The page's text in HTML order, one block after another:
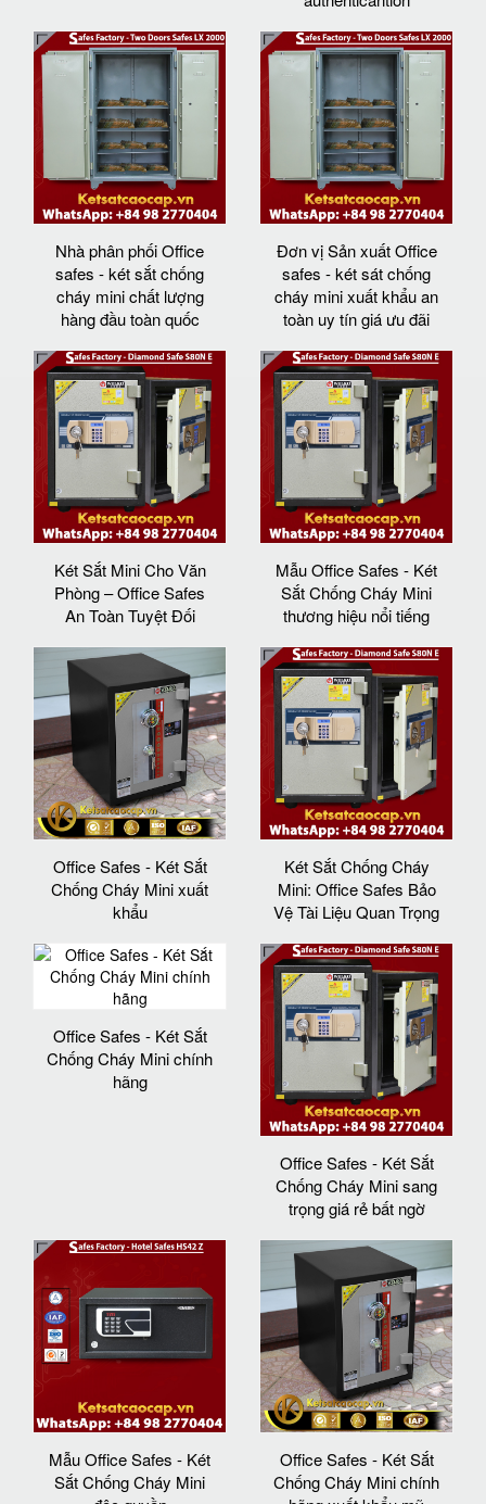
Nhà phân phối Office
safes - két sắt chống
cháy mini chất lượng
hàng đầu toàn quốc
Đơn vị Sản xuất Office
safes - két sát chống
cháy mini xuất khẩu an
toàn uy tín giá ưu đãi
Két Sắt Mini Cho Văn
Phòng – Office Safes
An Toàn Tuyệt Đối
Mẫu Office Safes - Két
Sắt Chống Cháy Mini
thương hiệu nổi tiếng
Office Safes - Két Sắt
Chống Cháy Mini xuất
khẩu
Két Sắt Chống Cháy
Mini: Office Safes Bảo
Vệ Tài Liệu Quan Trọng
Office Safes - Két Sắt
Chống Cháy Mini chính
hãng
Office Safes - Két Sắt
Chống Cháy Mini sang
trọng giá rẻ bất ngờ
Mẫu Office Safes - Két
Sắt Chống Cháy Mini
Office Safes - Két Sắt
Chống Cháy Mini chính